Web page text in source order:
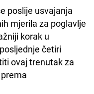
poslije usvajanja
mjerila za poglavlje
korak u
četiri
ovaj trenutak za